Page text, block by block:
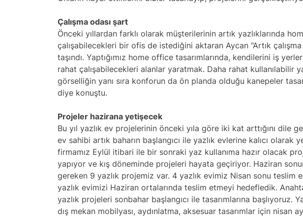
Çalışma odası şart
Önceki yıllardan farklı olarak müşterilerinin artık yazlıklarında
çalışabilecekleri bir ofis de istediğini aktaran Aycan “Artık
taşındı. Yaptığımız home office tasarımlarında, kendilerini iş
rahat çalışabilecekleri alanlar yaratmak. Daha rahat kullanılabilir
görselliğin yanı sıra konforun da ön planda olduğu kanepeler
diye konuştu.
Projeler hazirana yetişecek
Bu yıl yazlık ev projelerinin önceki yıla göre iki kat arttığını dile
ev sahibi artık baharın başlangıcı ile yazlık evlerine kalıcı olarak
firmamız Eylül itibari ile bir sonraki yaz kullanıma hazır olacak
yapıyor ve kış döneminde projeleri hayata geçiriyor. Haziran
gereken 9 yazlık projemiz var. 4 yazlık evimiz Nisan sonu teslim
yazlık evimizi Haziran ortalarında teslim etmeyi hedefledik.
yazlık projeleri sonbahar başlangıcı ile tasarımlarına başlıyoruz.
dış mekan mobilyası, aydınlatma, aksesuar tasarımlar için nisan